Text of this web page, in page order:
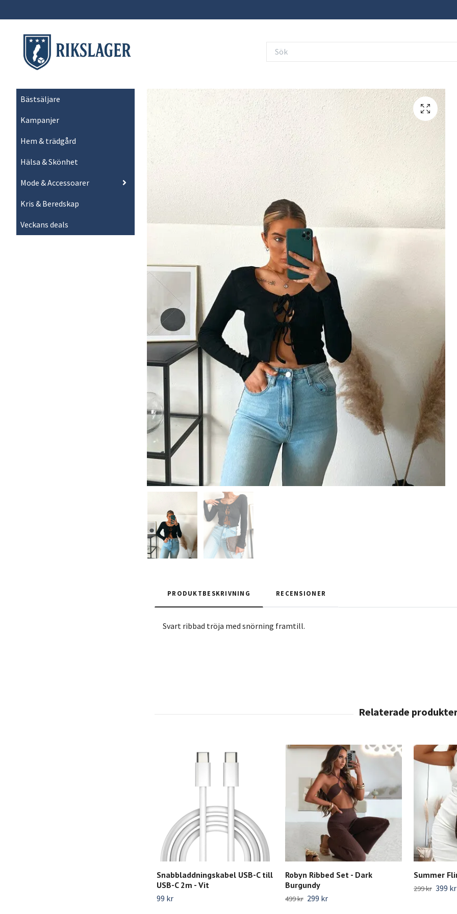
Bästsäljare
Kampanjer
Hem & trädgård
Hälsa & Skönhet
Mode & Accessoarer
Kris & Beredskap
Veckans deals
PRODUKTBESKRIVNING RECENSIONER
Svart ribbad tröja med snörning framtill.
Snabbladdningskabel USB-C till
USB-C 2m - Vit
99 kr
Robyn Ribbed Set - Dark
Burgundy
499 kr 299 kr
Summer
299 kr 399 kr